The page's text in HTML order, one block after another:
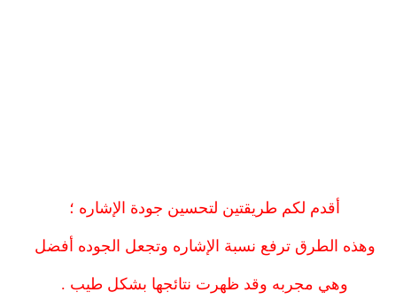
أقدم لكم طريقتين لتحسين جودة الإشاره ؛
وهذه الطرق ترفع نسبة الإشاره وتجعل الجوده أفضل
وهي مجربه وقد ظهرت نتائجها بشكل طيب .